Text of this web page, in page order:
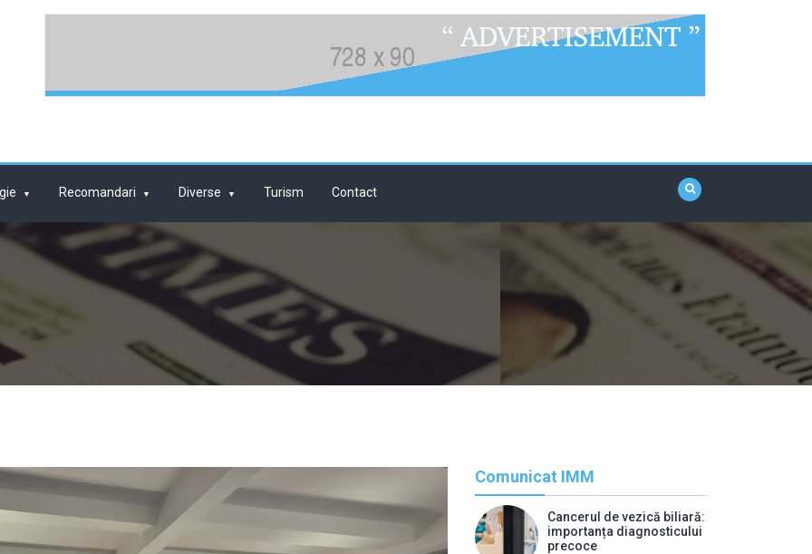
Recomandari Diverse Turism Contact
Comunicat IMM
Cancerul de vezică biliară:
importanța diagnosticului
precoce